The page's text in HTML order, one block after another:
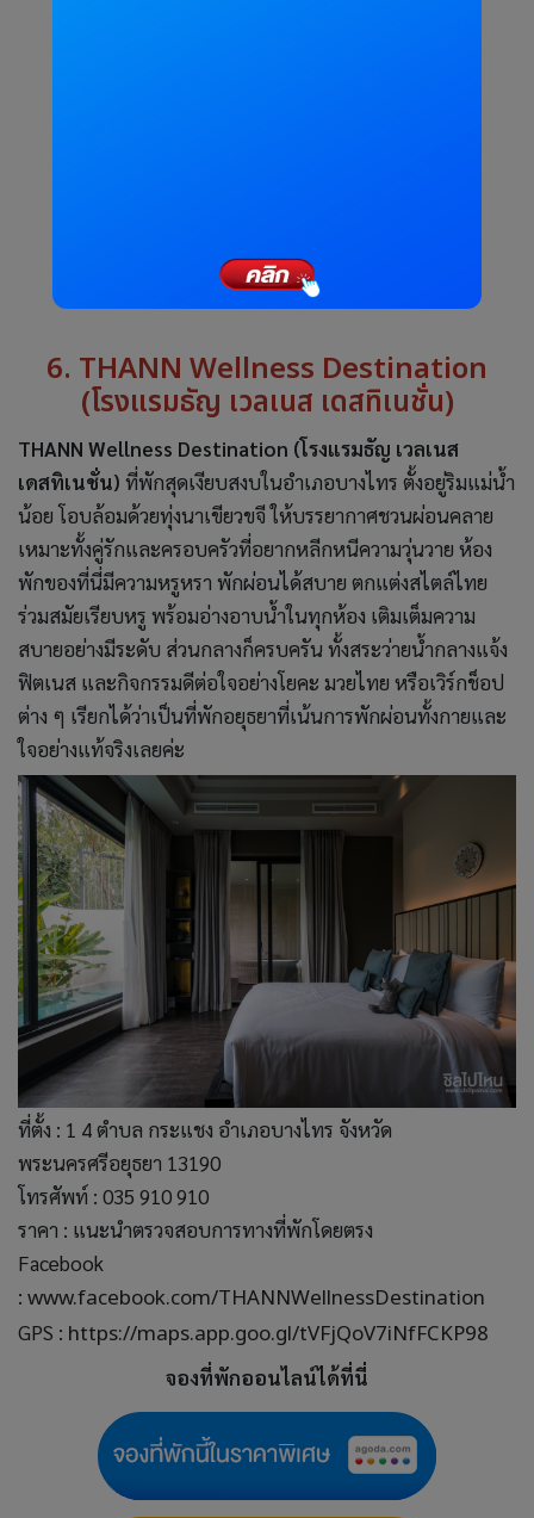
6. THANN Wellness Destination
(โรงแรมธัญ เวลเนส เดสทิเนชั่น)
THANN Wellness Destination (โรงแรมธัญ เวลเนส
เดสทิเนชั่น) ที่พักสุดเงียบสงบในอำเภอบางไทร ตั้งอยู่ริมแม่น้ำ
น้อย โอบล้อมด้วยทุ่งนาเขียวขจี ให้บรรยากาศชวนผ่อนคลาย
เหมาะทั้งคู่รักและครอบครัวที่อยากหลีกหนีความวุ่นวาย ห้อง
พักของที่นี่มีความหรูหรา พักผ่อนได้สบาย ตกแต่งสไตล์ไทย
ร่วมสมัยเรียบหรู พร้อมอ่างอาบน้ำในทุกห้อง เติมเต็มความ
สบายอย่างมีระดับ ส่วนกลางก็ครบครัน ทั้งสระว่ายน้ำกลางแจ้ง
ฟิตเนส และกิจกรรมดีต่อใจอย่างโยคะ มวยไทย หรือเวิร์กช็อป
ต่าง ๆ เรียกได้ว่าเป็นที่พักอยุธยาที่เน้นการพักผ่อนทั้งกายและ
ใจอย่างแท้จริงเลยค่ะ
ที่ตั้ง : 1 4 ตำบล กระแชง อำเภอบางไทร จังหวัด
พระนครศรีอยุธยา 13190
โทรศัพท์ : 035 910 910
ราคา : แนะนำตรวจสอบการทางที่พักโดยตรง
Facebook
: www.facebook.com/THANNWellnessDestination
GPS : https://maps.app.goo.gl/tVFjQoV7iNfFCKP98
จองที่พักออนไลน์ได้ที่นี่